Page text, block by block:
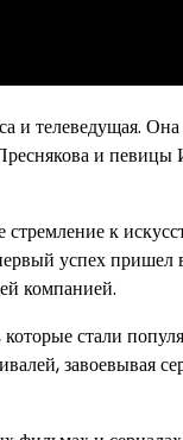
и телеведущая.
и
к
успех пришел
компанией.
стали
завоевывая